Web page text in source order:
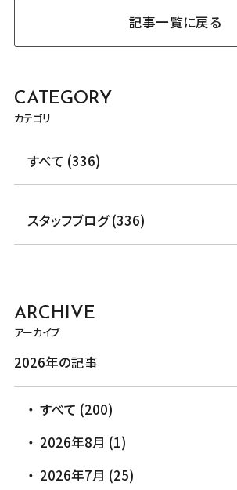
記事一覧に戻る
CATEGORY
カテゴリ
すべて (336)
スタッフブログ (336)
ARCHIVE
アーカイブ
2026年の記事
すべて (200)
2026年8月 (1)
2026年7月 (25)